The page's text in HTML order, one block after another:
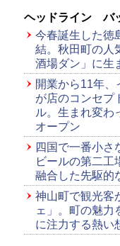
ヘッドライン バ
今春誕生した徳
結。秋田町の人
酒場ダン」に生
開業から11年
が店のコンセプ
ル。生まれ変わ
オープン
四国で一番小さ
ビールの第二工
融合した先駆的
神山町で観光客
ェ」。町の魅力
に注力する熱い